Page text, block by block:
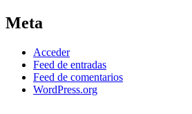
Meta
Acceder
Feed de entradas
Feed de comentarios
WordPress.org